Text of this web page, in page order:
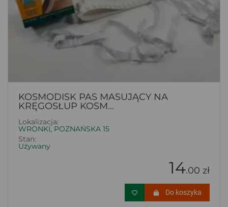
KOSMODISK PAS MASUJĄCY NA
KRĘGOSŁUP KOSM...
Lokalizacja:
WRONKI, POZNAŃSKA 15
Stan:
Używany
14.00 zł
Do koszyka